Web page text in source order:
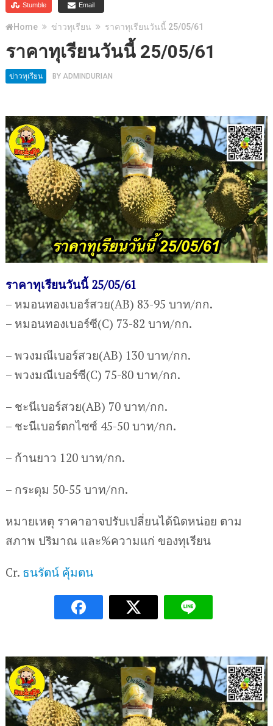
Stumble Email
Home ข่าวทุเรียน ราคาทุเรียนวันนี้ 25/05/61
ราคาทุเรียนวันนี้ 25/05/61
ข่าวทุเรียน BY ADMINDURIAN
ราคาทุเรียนวันนี้ 25/05/61
– หมอนทองเบอร์สวย(AB) 83-95 บาท/กก.
– หมอนทองเบอร์ซี(C) 73-82 บาท/กก.
– พวงมณีเบอร์สวย(AB) 130 บาท/กก.
– พวงมณีเบอร์ซี(C) 75-80 บาท/กก.
– ชะนีเบอร์สวย(AB) 70 บาท/กก.
– ชะนีเบอร์ตกไซซ์ 45-50 บาท/กก.
– ก้านยาว 120 บาท/กก.
– กระดุม 50-55 บาท/กก.
หมายเหตุ ราคาอาจปรับเปลี่ยนได้นิดหน่อย ตาม
สภาพ ปริมาณ และ%ความแก่ ของทุเรียน
Cr. ธนรัตน์ คุ้มตน